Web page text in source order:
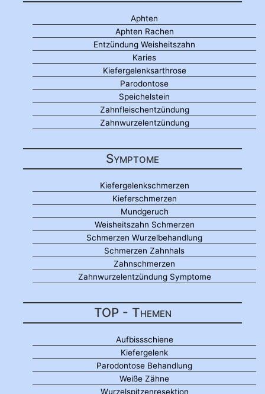
Aphten
Aphten Rachen
Entzündung Weisheitszahn
Karies
Kiefergelenksarthrose
Parodontose
Speichelstein
Zahnfleischentzündung
Zahnwurzelentzündung
Symptome
Kiefergelenkschmerzen
Kieferschmerzen
Mundgeruch
Weisheitszahn Schmerzen
Schmerzen Wurzelbehandlung
Schmerzen Zahnhals
Zahnschmerzen
Zahnwurzelentzündung Symptome
TOP - Themen
Aufbissschiene
Kiefergelenk
Parodontose Behandlung
Weiße Zähne
Wurzelspitzenresektion